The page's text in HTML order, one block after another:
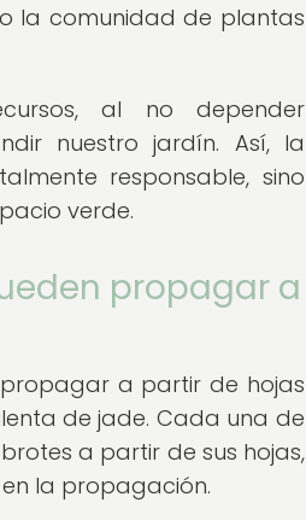
la comunidad de plantas
al no depender
nuestro jardín. Así, la
responsable, sino
verde.
propagar a
a partir de hojas
de jade. Cada una de
a partir de sus hojas,
la propagación.